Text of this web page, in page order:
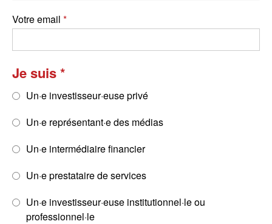
Votre email
Je suis
Un·e investisseur·euse privé
Un·e représentant·e des médias
Un·e intermédiaire financier
Un·e prestataire de services
Un·e investisseur·euse institutionnel·le ou
professionnel·le